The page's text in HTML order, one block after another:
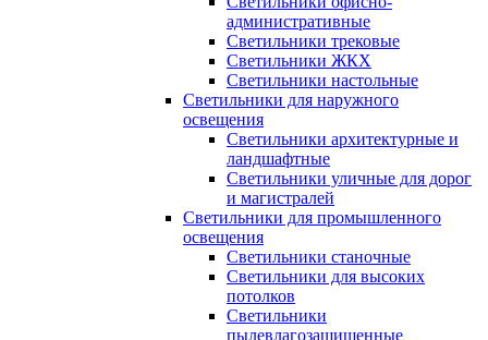
административные
Светильники трековые
Светильники ЖКХ
Светильники настольные
Светильники для наружного
освещения
Светильники архитектурные и
ландшафтные
Светильники уличные для дорог
и магистралей
Светильники для промышленного
освещения
Светильники станочные
Светильники для высоких
потолков
Светильники
пылевлагозащищенные